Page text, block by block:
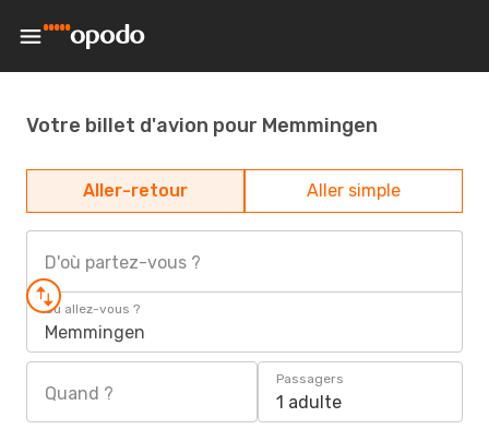
Votre billet d'avion pour Memmingen
Aller-retour Aller simple
D'où partez-vous ?
Où allez-vous ?
Memmingen
Quand ?
Passagers
1 adulte